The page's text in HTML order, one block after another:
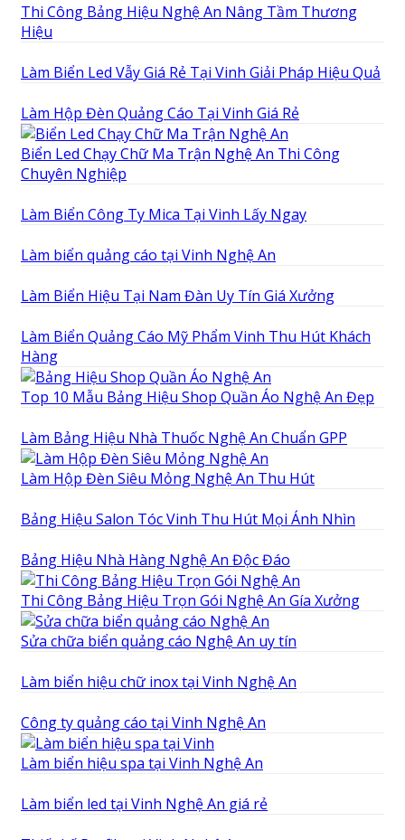
Thi Công Bảng Hiệu Nghệ An Nâng Tầm Thương
Hiệu
Làm Biển Led Vẫy Giá Rẻ Tại Vinh Giải Pháp Hiệu Quả
Làm Hộp Đèn Quảng Cáo Tại Vinh Giá Rẻ
Biển Led Chạy Chữ Ma Trận Nghệ An Thi Công
Chuyên Nghiệp
Làm Biển Công Ty Mica Tại Vinh Lấy Ngay
Làm biển quảng cáo tại Vinh Nghệ An
Làm Biển Hiệu Tại Nam Đàn Uy Tín Giá Xưởng
Làm Biển Quảng Cáo Mỹ Phẩm Vinh Thu Hút Khách
Hàng
Top 10 Mẫu Bảng Hiệu Shop Quần Áo Nghệ An Đẹp
Làm Bảng Hiệu Nhà Thuốc Nghệ An Chuẩn GPP
Làm Hộp Đèn Siêu Mỏng Nghệ An Thu Hút
Bảng Hiệu Salon Tóc Vinh Thu Hút Mọi Ánh Nhìn
Bảng Hiệu Nhà Hàng Nghệ An Độc Đáo
Thi Công Bảng Hiệu Trọn Gói Nghệ An Gía Xưởng
Sửa chữa biển quảng cáo Nghệ An uy tín
Làm biển hiệu chữ inox tại Vinh Nghệ An
Công ty quảng cáo tại Vinh Nghệ An
Làm biển hiệu spa tại Vinh Nghệ An
Làm biển led tại Vinh Nghệ An giá rẻ